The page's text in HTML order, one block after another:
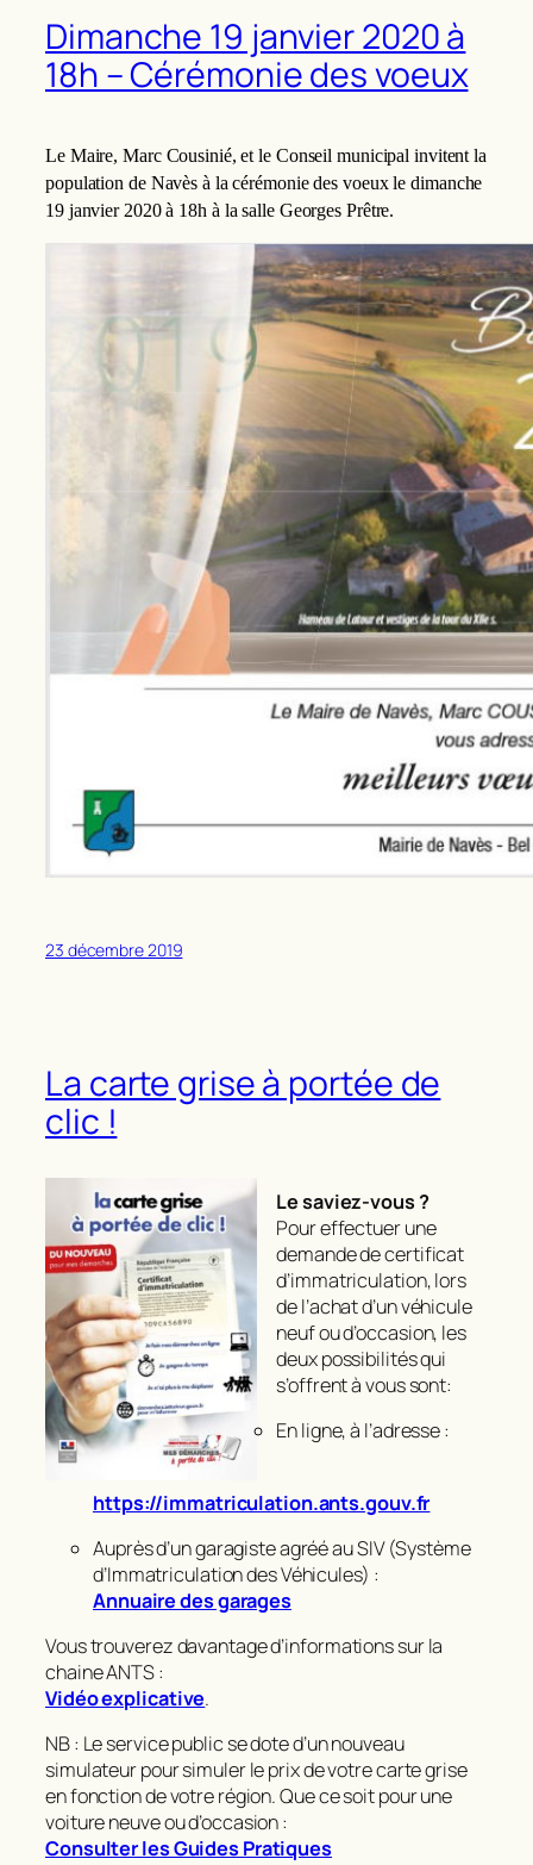
Dimanche 19 janvier 2020 à
18h – Cérémonie des voeux
Le Maire, Marc Cousinié, et le Conseil municipal invitent la
population de Navès à la cérémonie des voeux le dimanche
19janvier 2020à 18h à la salle Georges Prêtre.
23 décembre 2019
La carte grise à portée de
clic !
Le saviez-vous ?
Pour effectuer une
demande de certificat
d’immatriculation, lors
de l’achat d’un véhicule
neuf ou d’occasion, les
deux possibilités qui
s’offrent à vous sont:
En ligne, à l’adresse :
https://immatriculation.ants.gouv.fr
Auprès d’un garagiste agréé au SIV (Système
d’Immatriculation des Véhicules) :
Annuaire des garages
Vous trouverez davantage d’informations sur la
chaine ANTS :
Vidéo explicative.
NB : Le service public se dote d’un nouveau
simulateur pour simuler le prix de votre carte grise
en fonction de votre région. Que ce soit pour une
voiture neuve ou d’occasion :
Consulter les Guides Pratiques